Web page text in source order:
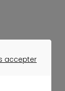
accepter